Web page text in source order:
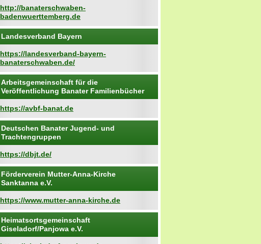
http://banaterschwaben-
badenwuerttemberg.de
Landesverband Bayern
https://landesverband-bayern-
banaterschwaben.de/
Arbeitsgemeinschaft für die
Veröffentlichung Banater Familienbücher
https://avbf-banat.de
Deutschen Banater Jugend- und
Trachtengruppen
https://dbjt.de/
Förderverein Mutter-Anna-Kirche
Sanktanna e.V.
https://www.mutter-anna-kirche.de
Heimatsortsgemeinschaft
Giseladorf/Panjowa e.V.